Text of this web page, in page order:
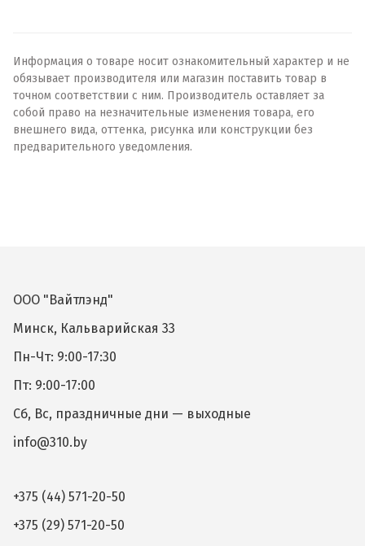
Информация о товаре носит ознакомительный характер и не
обязывает производителя или магазин поставить товар в
точном соответствии с ним. Производитель оставляет за
собой право на незначительные изменения товара, его
внешнего вида, оттенка, рисунка или конструкции без
предварительного уведомления.
ООО "Вайтлэнд"
Минск, Кальварийская 33
Пн-Чт: 9:00-17:30
Пт: 9:00-17:00
Сб, Вс, праздничные дни — выходные
info@310.by
+375 (44) 571-20-50
+375 (29) 571-20-50